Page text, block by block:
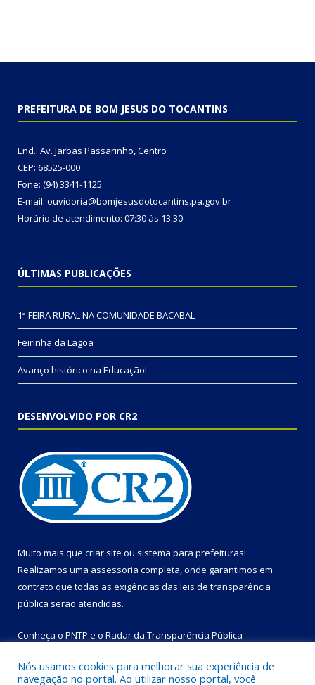
PREFEITURA DE BOM JESUS DO TOCANTINS
End.: Av. Jarbas Passarinho, Centro
CEP: 68525-000
Fone: (94) 3341-1125
E-mail: ouvidoria@bomjesusdotocantins.pa.gov.br
Horário de atendimento: 07:30 às 13:30
ÚLTIMAS PUBLICAÇÕES
1ª FEIRA RURAL NA COMUNIDADE BACABAL
Feirinha da Lagoa
Avanço histórico na Educação!
DESENVOLVIDO POR CR2
Muito mais que criar site ou sistema para prefeituras!
Realizamos uma assessoria completa, onde garantimos em
contrato que todas as exigências das leis de transparência
pública serão atendidas.
Conheça o PNTP e o Radar da Transparência Pública
Nós usamos cookies para melhorar sua experiência de
navegação no portal. Ao utilizar nosso portal, você